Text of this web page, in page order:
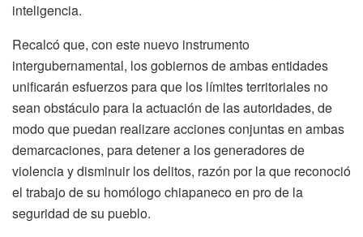
inteligencia.
Recalcó que, con este nuevo instrumento
intergubernamental, los gobiernos de ambas entidades
unificarán esfuerzos para que los límites territoriales no
sean obstáculo para la actuación de las autoridades, de
modo que puedan realizare acciones conjuntas en ambas
demarcaciones, para detener a los generadores de
violencia y disminuir los delitos, razón por la que reconoció
el trabajo de su homólogo chiapaneco en pro de la
seguridad de su pueblo.